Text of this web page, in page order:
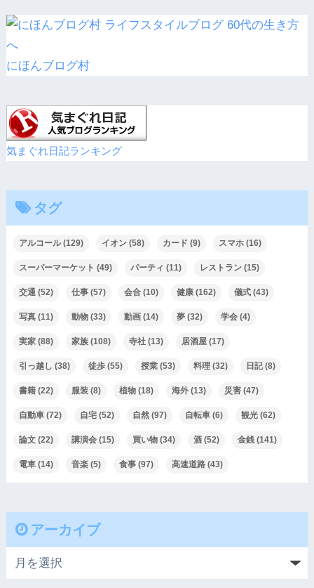
にほんブログ村
気まぐれ日記ランキング
タグ
アルコール(129) イオン(58) カード (9) スマホ(16)
スーパーマーケット (49) パーティ (11) レストラン(15)
交通 (52) 仕事(57) 会合(10) 健康(162) 儀式(43)
写真(11) 動物(33) 動画(14) 夢(32) 学会(4)
実家(88) 家族(108) 寺社(13) 居酒屋(17)
引っ越し (38) 徒歩(55) 授業(53) 料理(32) 日記(8)
書籍(22) 服装(8) 植物(18) 海外(13) 災害(47)
自動車(72) 自宅(52) 自然(97) 自転車(6) 観光(62)
論文(22) 講演会(15) 買い物(34) 酒(52) 金銭(141)
電車(14) 音楽(5) 食事(97) 高速道路(43)
アーカイブ